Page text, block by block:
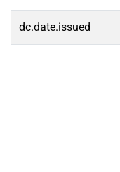
dc.date.issued